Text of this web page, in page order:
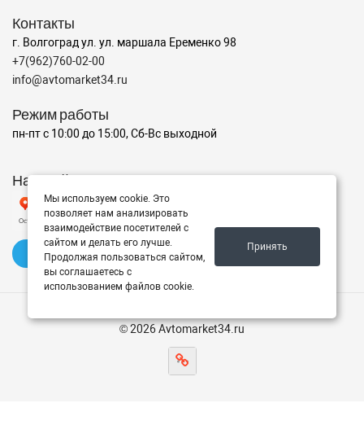
Контакты
г. Волгоград ул. ул. маршала Еременко 98
+7(962)760-02-00
info@avtomarket34.ru
Режим работы
пн-пт с 10:00 до 15:00, Сб-Вс выходной
Наш рейтинг на Яндексе
✍️ Оставить отзыв
© 2026 Avtomarket34.ru
Мы используем cookie. Это
позволяет нам анализировать
взаимодействие посетителей с
сайтом и делать его лучше.
Продолжая пользоваться сайтом,
вы соглашаетесь с
использованием файлов cookie.
Принять